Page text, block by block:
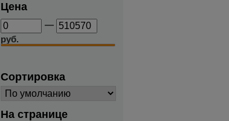
Цена
—
руб.
Сортировка
На странице